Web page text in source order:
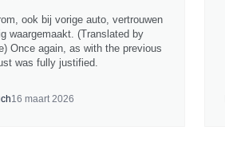
ook bij vorige auto, vertrouwen
waargemaakt. (Translated by
Once again, as with the previous
was fully justified.
16 maart 2026